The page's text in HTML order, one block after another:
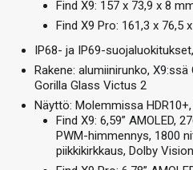
Find X9: 157 x 73,9 x 8
Find X9 Pro: 161,3 x 76,5
IP68- ja IP69-
Rakene: alumiinirunko,
Gorilla Glass Victus 2
Näyttö: Molemmissa
Find X9: 6,59” AMOLED,
PWM-himmennys, 1800
piikkikirkkaus, Dolby